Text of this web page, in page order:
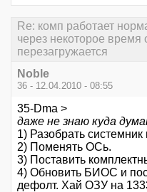
Re: комп работает
через некоторое время
перезагружается
Noble
36 - 12.04.2010 - 08:55
35-Dma >
даже не знаю куда
1) Разобрать системник
2) Поменять ОСь.
3) Поставить
4) Обновить БИОС и
дефолт. Хай ОЗУ на